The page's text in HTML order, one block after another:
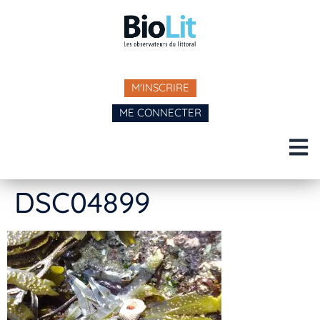
M'INSCRIRE
ME CONNECTER
DSC04899